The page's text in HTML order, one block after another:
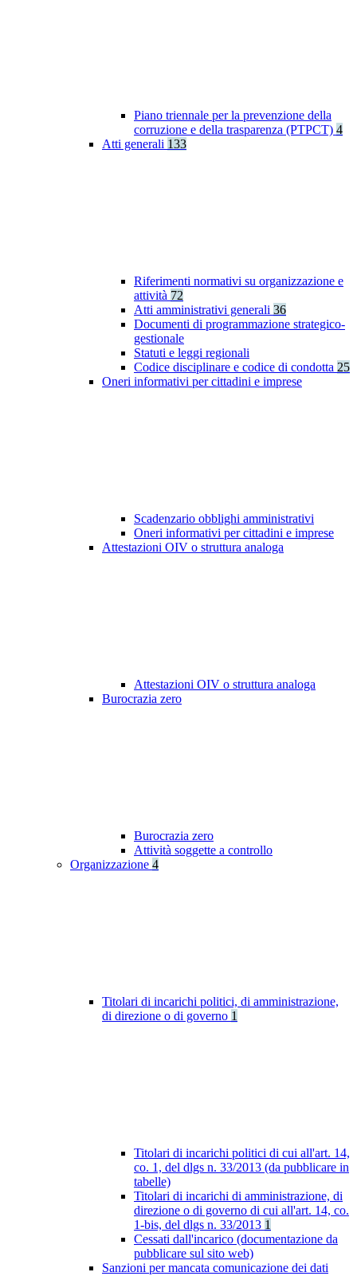
Piano triennale per la prevenzione della
corruzione e della trasparenza (PTPCT) 4
Atti generali 133
Riferimenti normativi su organizzazione e
attività 72
Atti amministrativi generali 36
Documenti di programmazione strategico-
gestionale
Statuti e leggi regionali
Codice disciplinare e codice di condotta 25
Oneri informativi per cittadini e imprese
Scadenzario obblighi amministrativi
Oneri informativi per cittadini e imprese
Attestazioni OIV o struttura analoga
Attestazioni OIV o struttura analoga
Burocrazia zero
Burocrazia zero
Attività soggette a controllo
Organizzazione 4
Titolari di incarichi politici, di amministrazione,
di direzione o di governo 1
Titolari di incarichi politici di cui all'art. 14,
co. 1, del dlgs n. 33/2013 (da pubblicare in
tabelle)
Titolari di incarichi di amministrazione, di
direzione o di governo di cui all'art. 14, co.
1-bis, del dlgs n. 33/2013 1
Cessati dall'incarico (documentazione da
pubblicare sul sito web)
Sanzioni per mancata comunicazione dei dati